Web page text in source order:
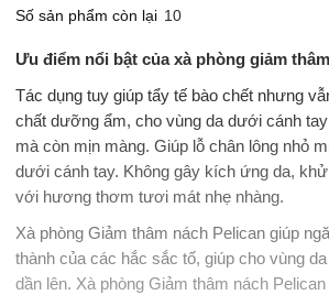
Số sản phẩm còn lại 10
Ưu điểm nổi bật của xà phòng giảm
Tác dụng tuy giúp tẩy tế bào chết nhưng
chất dưỡng ẩm, cho vùng da dưới cánh
mà còn mịn màng. Giúp lỗ chân lông nhỏ
dưới cánh tay. Không gây kích ứng da,
với hương thơm tươi mát nhẹ nhàng.
Xà phòng Giảm thâm nách Pelican giúp
thành của các hắc sắc tố, giúp cho vùng
dần lên. Xà phòng Giảm thâm nách